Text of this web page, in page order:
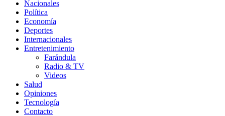
Nacionales
Política
Economía
Deportes
Internacionales
Entretenimiento
Farándula
Radio & TV
Videos
Salud
Opiniones
Tecnología
Contacto